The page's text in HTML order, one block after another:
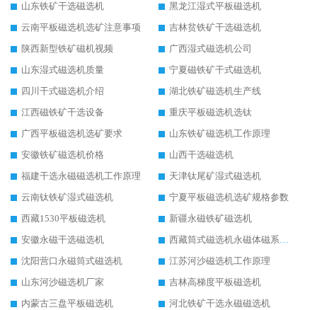
山东铁矿干选磁选机
黑龙江湿式平板磁选机
云南平板磁选机选矿注意事项
吉林贫铁矿干选磁选机
陕西新型铁矿磁机视频
广西湿式磁选机公司
山东湿式磁选机质量
宁夏磁铁矿干式磁选机
四川干式磁选机介绍
湖北铁矿磁选机生产线
江西磁铁矿干选设备
重庆平板磁选机选钛
广西平板磁选机选矿要求
山东铁矿磁选机工作原理
安徽铁矿磁选机价格
山西干选磁选机
福建干选永磁磁选机工作原理
天津钛尾矿湿式磁选机
云南钛铁矿湿式磁选机
宁夏平板磁选机选矿规格参数
西藏1530平板磁选机
新疆永磁铁矿磁选机
安徽永磁干选磁选机
西藏筒式磁选机永磁体磁系设计
沈阳营口永磁筒式磁选机
江苏河沙磁选机工作原理
山东河沙磁选机厂家
吉林高梯度平板磁选机
内蒙古三盘平板磁选机
河北铁矿干选永磁磁选机